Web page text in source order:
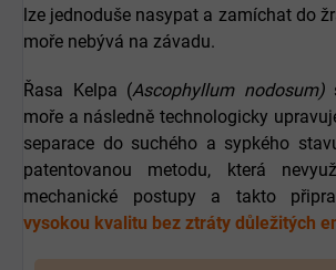
lze jednoduše nasypat a zamíchat do
moře nebývá na závadu.
Řasa Kelpa (Ascophyllum nodosum)
moře a následně technologicky
separace do suchého a sypkého
patentovanou metodu, která
mechanické postupy a takto
vysokou kvalitu bez ztráty důležitých